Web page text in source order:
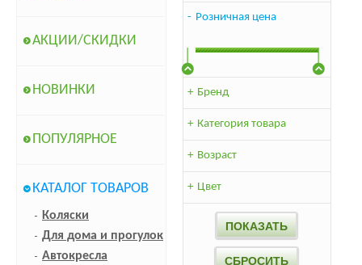
АКЦИИ/СКИДКИ
НОВИНКИ
ПОПУЛЯРНОЕ
КАТАЛОГ ТОВАРОВ
Коляски
Для дома и прогулок
Автокресла
- Розничная цена
+ Бренд
+ Категория товара
+ Возраст
+ Цвет